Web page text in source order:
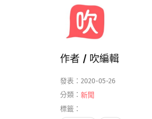
作者 / 吹編輯
發表：2020-05-26
分類： 新聞
標籤：